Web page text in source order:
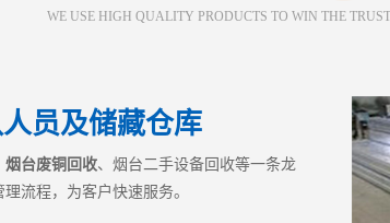
WE USE HIGH QUALITY PRODUCTS TO WIN THE
员及储藏仓库
烟台废铜回收、烟台二手设备回收等一条龙
流程，为客户快速服务。